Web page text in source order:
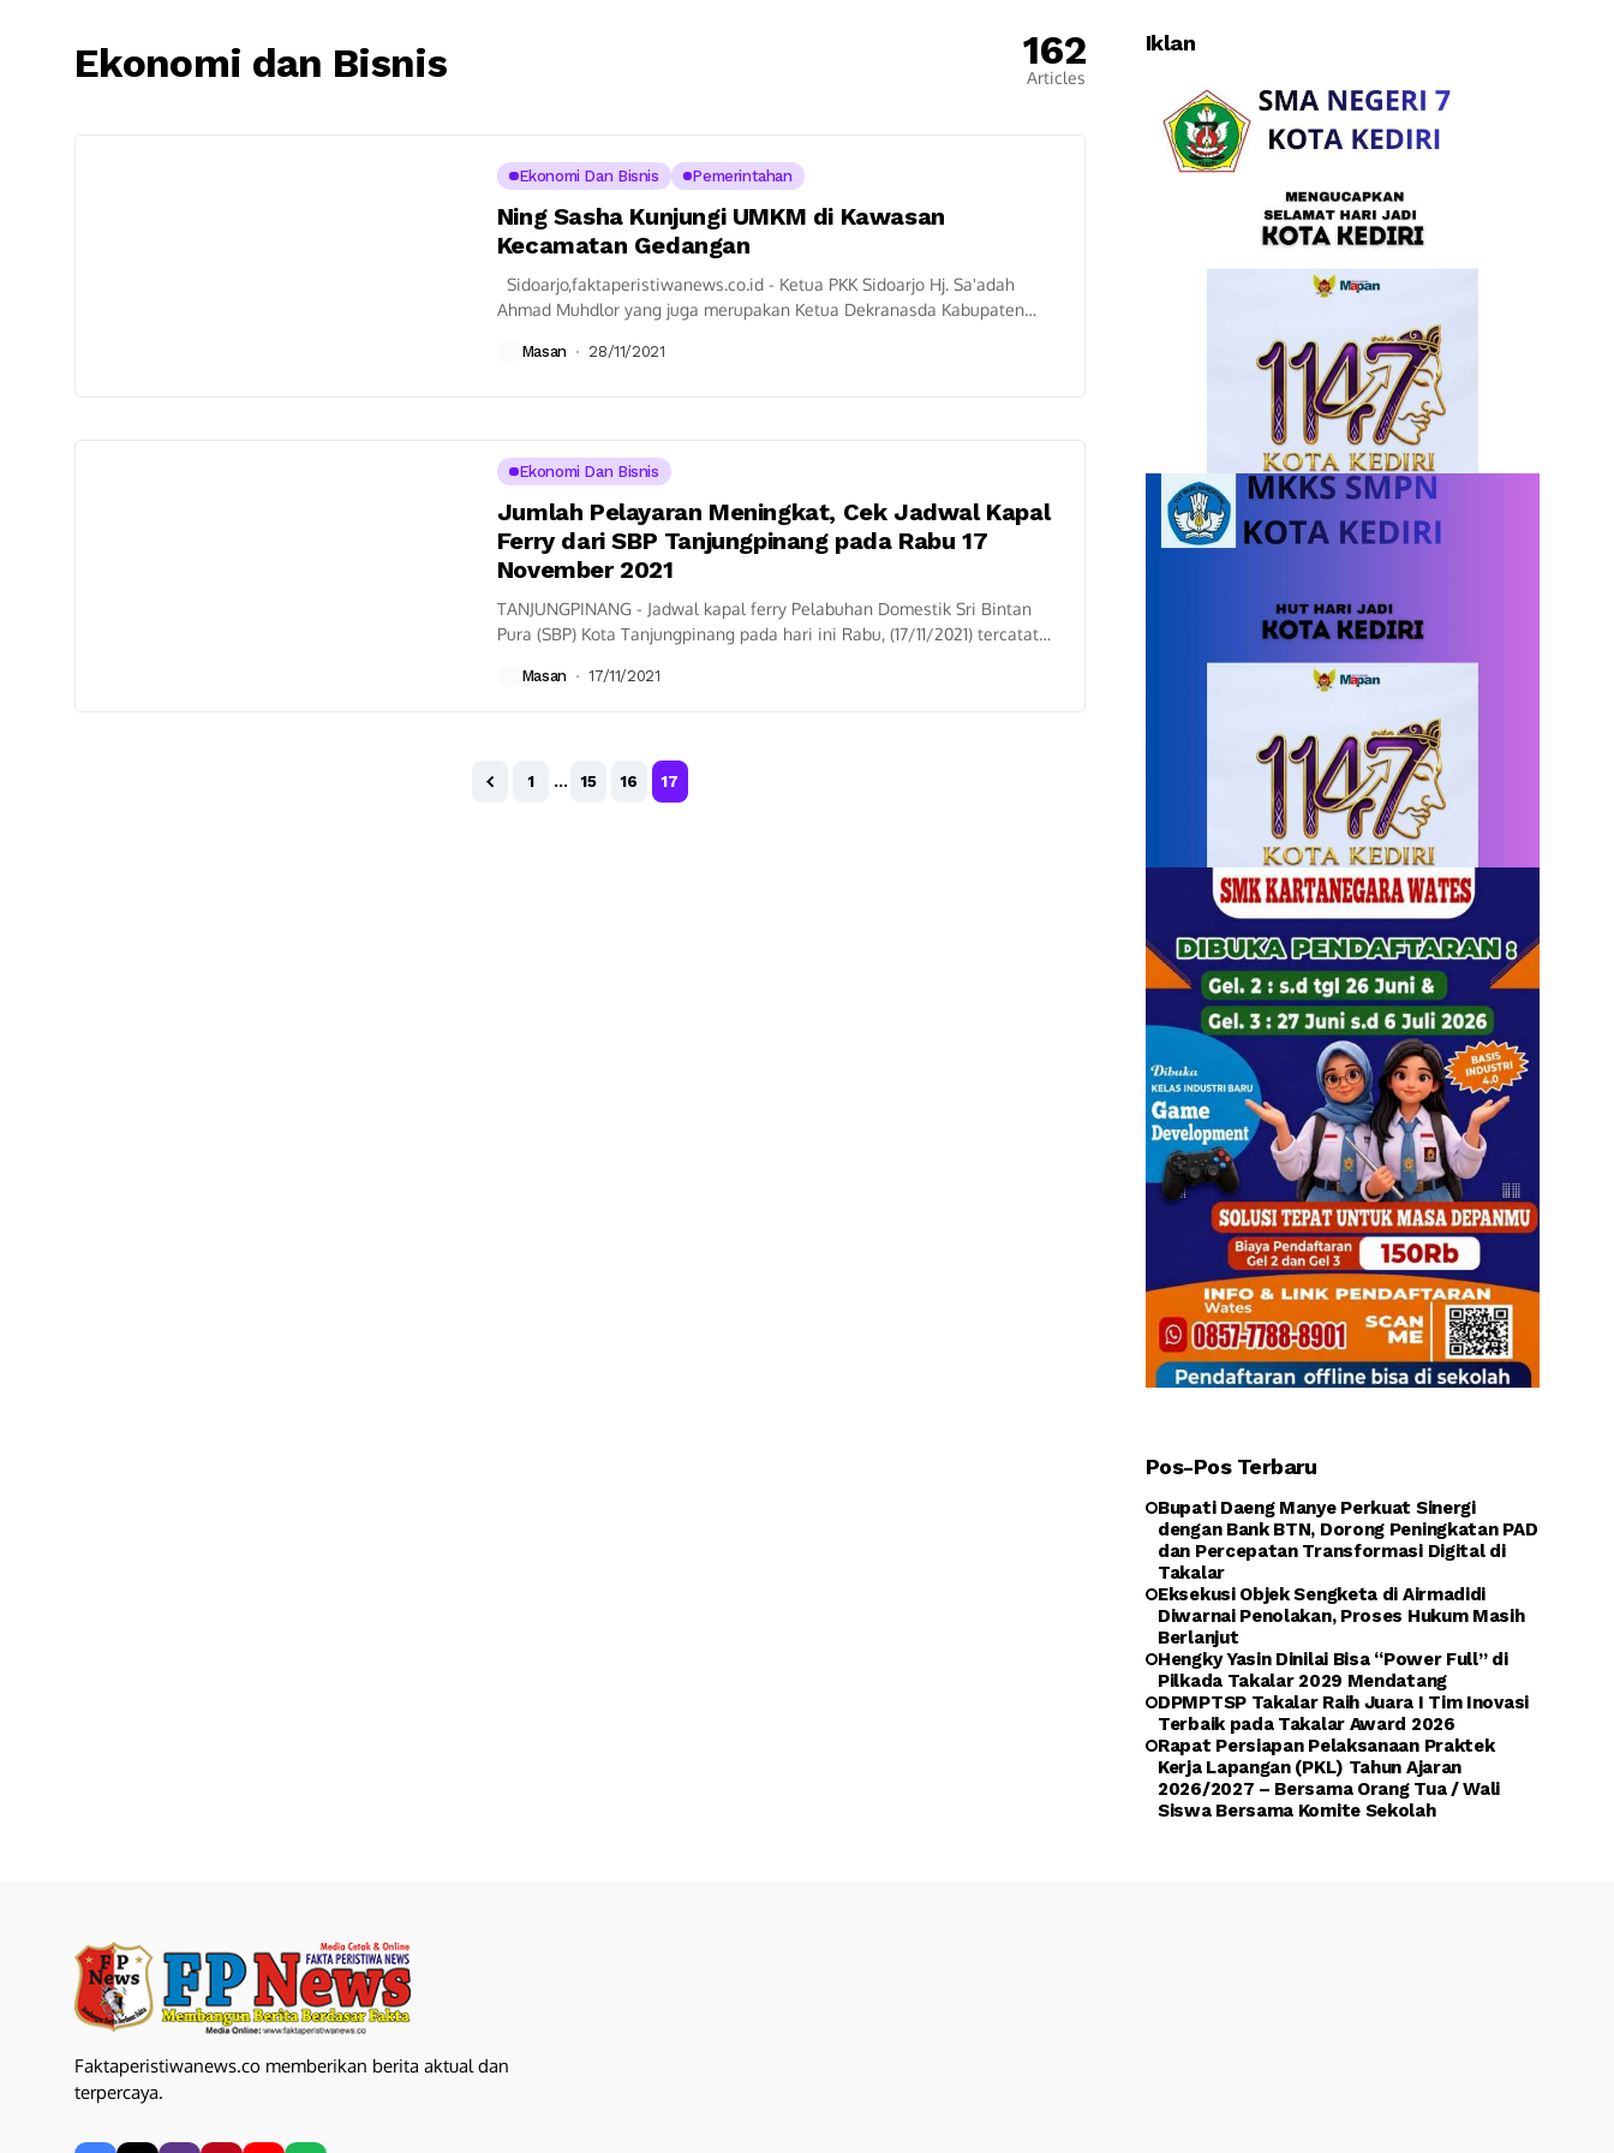
Ekonomi dan Bisnis 162
Articles
Ekonomi Dan Bisnis Pemerintahan
Ning Sasha Kunjungi UMKM di Kawasan
Kecamatan Gedangan
Sidoarjo,faktaperistiwanews.co.id - Ketua PKK Sidoarjo Hj. Sa'adah
Ahmad Muhdlor yang juga merupakan Ketua Dekranasda Kabupaten
Masan 28/11/2021
Ekonomi Dan Bisnis
Jumlah Pelayaran Meningkat, Cek Jadwal Kapal
Ferry dari SBP Tanjungpinang pada Rabu 17
November 2021
TANJUNGPINANG - Jadwal kapal ferry Pelabuhan Domestik Sri Bintan
Pura (SBP) Kota Tanjungpinang pada hari ini Rabu, (17/11/2021) tercatat
Masan 17/11/2021
1 … 15 16 17
Iklan
Pos-Pos Terbaru
Bupati Daeng Manye Perkuat Sinergi
dengan Bank BTN, Dorong Peningkatan PAD
dan Percepatan Transformasi Digital di
Takalar
Eksekusi Objek Sengketa di Airmadidi
Diwarnai Penolakan, Proses Hukum Masih
Berlanjut
Hengky Yasin Dinilai Bisa “Power Full” di
Pilkada Takalar 2029 Mendatang
DPMPTSP Takalar Raih Juara I Tim Inovasi
Terbaik pada Takalar Award 2026
Rapat Persiapan Pelaksanaan Praktek
Kerja Lapangan (PKL) Tahun Ajaran
2026/2027 – Bersama Orang Tua / Wali
Siswa Bersama Komite Sekolah
Faktaperistiwanews.co memberikan berita aktual dan
terpercaya.